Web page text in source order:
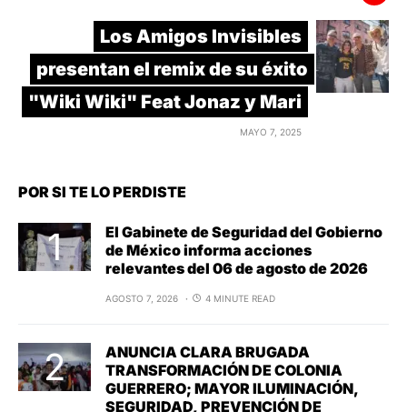
Los Amigos Invisibles
presentan el remix de su éxito
"Wiki Wiki" Feat Jonaz y Mari
MAYO 7, 2025
POR SI TE LO PERDISTE
El Gabinete de Seguridad del Gobierno
de México informa acciones
relevantes del 06 de agosto de 2026
AGOSTO 7, 2026 4 MINUTE READ
ANUNCIA CLARA BRUGADA
TRANSFORMACIÓN DE COLONIA
GUERRERO; MAYOR ILUMINACIÓN,
SEGURIDAD, PREVENCIÓN DE